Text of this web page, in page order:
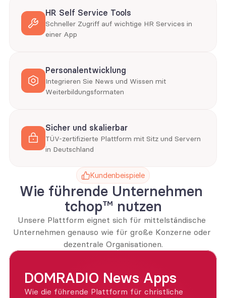
HR Self Service Tools
Schneller Zugriff auf wichtige HR Services in
einer App
Personalentwicklung
Integrieren Sie News und Wissen mit
Weiterbildungsformaten
Sicher und skalierbar
TÜV-zertifizierte Plattform mit Sitz und Servern
in Deutschland
Kundenbeispiele
Wie führende Unternehmen
tchop™️ nutzen
Unsere Plattform eignet sich für mittelständische
Unternehmen genauso wie für große Konzerne oder
dezentrale Organisationen.
DOMRADIO News Apps
Wie die führende Plattform für christliche